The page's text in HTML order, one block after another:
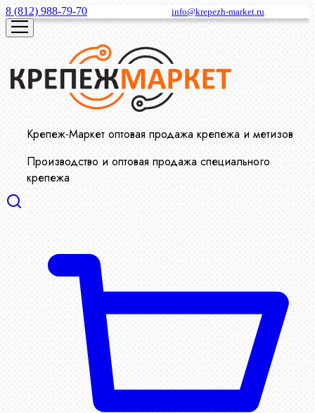
8 (812) 988-79-70 info@krepezh-market.ru
Крепеж-Маркет оптовая продажа крепежа и метизов
Производство и оптовая продажа специального
крепежа